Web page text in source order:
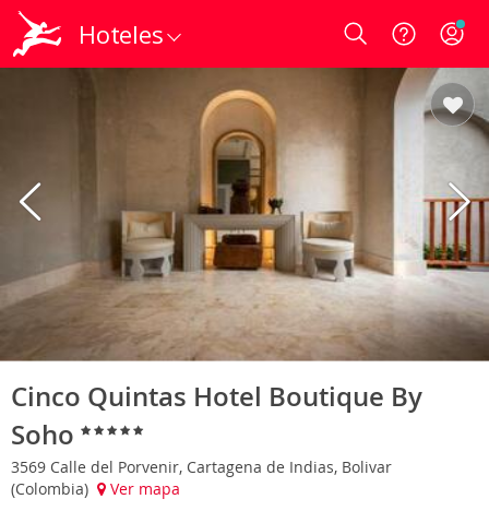
Hoteles Login
Cinco Quintas Hotel Boutique By
Soho
3569 Calle del Porvenir, Cartagena de Indias, Bolivar
(Colombia)
Ver mapa